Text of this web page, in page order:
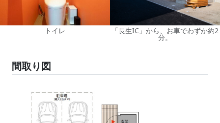
トイレ 「長生IC」から、お車でわずか約2
分。
間取り図